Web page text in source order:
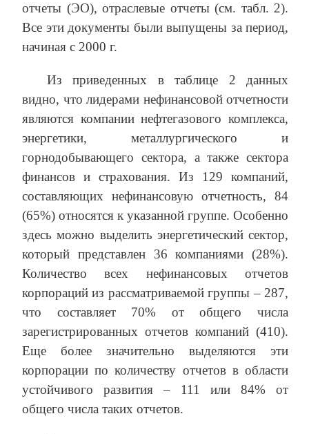
отчеты (ЭО), отраслевые отчеты (см. табл. 2).
Все эти документы были выпущены за период,
начиная с 2000 г.
Из приведенных в таблице 2 данных
видно, что лидерами нефинансовой отчетности
являются компании нефтегазового комплекса,
энергетики, металлургического и
горнодобывающего сектора, а также сектора
финансов и страхования. Из 129 компаний,
составляющих нефинансовую отчетность, 84
(65%) относятся к указанной группе. Особенно
здесь можно выделить энергетический сектор,
который представлен 36 компаниями (28%).
Количество всех нефинансовых отчетов
корпораций из рассматриваемой группы – 287,
что составляет 70% от общего числа
зарегистрированных отчетов компаний (410).
Еще более значительно выделяются эти
корпорации по количеству отчетов в области
устойчивого развития – 111 или 84% от
общего числа таких отчетов.